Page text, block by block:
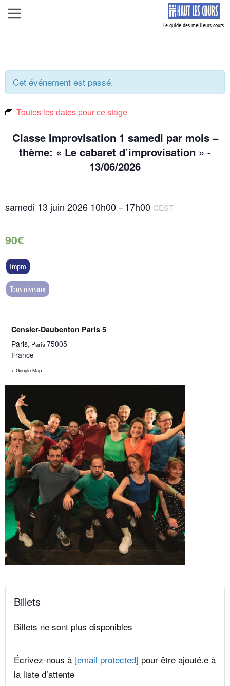
Aller
au
Menu
Cet événement est passé.
Toutes les dates pour ce stage
Classe Improvisation 1 samedi par mois –
thème: « Le cabaret d’improvisation » -
13/06/2026
samedi 13 juin 2026 10h00 – 17h00 CEST
90€
Impro
Tous niveaux
Censier-Daubenton Paris 5
Paris, Paris75005
France
+ Google Map
Billets
Billets ne sont plus disponibles
Écrivez-nous à [email protected] pour être ajouté.e à
la liste d’attente